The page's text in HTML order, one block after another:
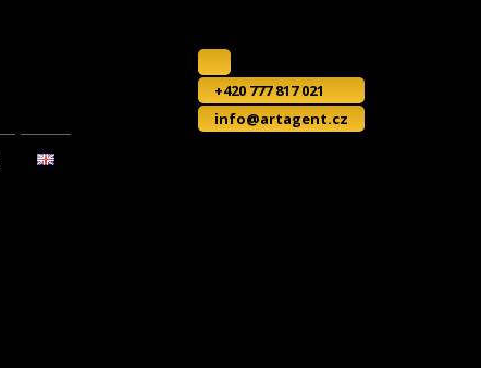
+420 777 817 021
info@artagent.cz